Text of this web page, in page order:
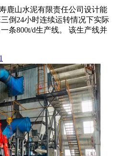
鹿山水泥有限责任公司设计能
倒24小时连续运转情况下实际
条800t/d生产线。 该生产线并